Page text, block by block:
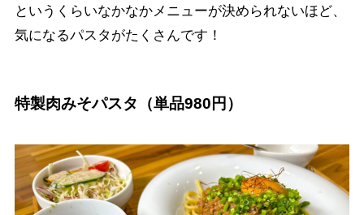
というくらいなかなかメニューが決められないほど、
気になるパスタがたくさんです！
特製肉みそパスタ（単品980円）